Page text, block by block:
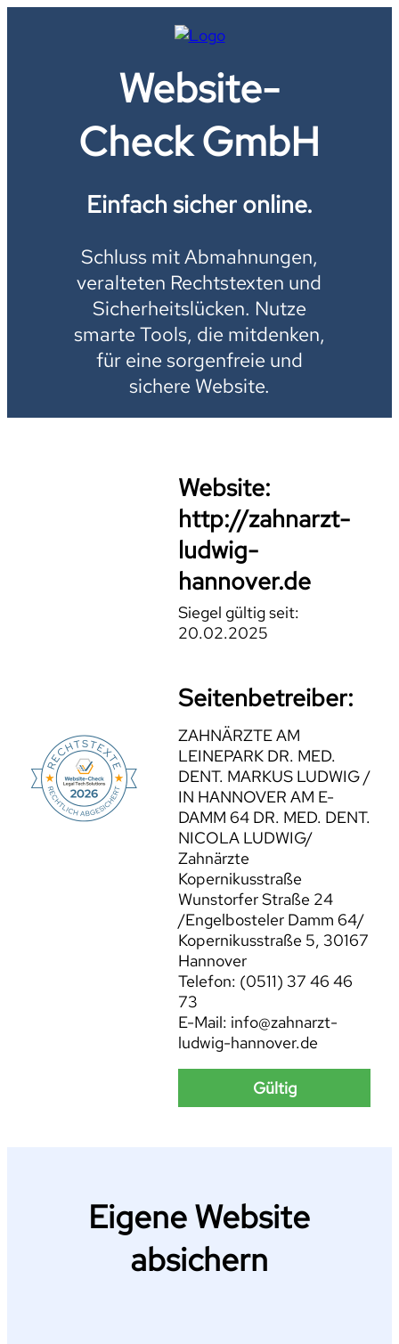
Website-
Check GmbH
Einfach sicher online.
Schluss mit Abmahnungen,
veralteten Rechtstexten und
Sicherheitslücken. Nutze
smarte Tools, die mitdenken,
für eine sorgenfreie und
sichere Website.
Website:
http://zahnarzt-
ludwig-
hannover.de
Siegel gültig seit:
20.02.2025
Seitenbetreiber:
ZAHNÄRZTE AM
LEINEPARK DR. MED.
DENT. MARKUS LUDWIG /
IN HANNOVER AM E-
DAMM 64 DR. MED. DENT.
NICOLA LUDWIG/
Zahnärzte
Kopernikusstraße
Wunstorfer Straße 24
/Engelbosteler Damm 64/
Kopernikusstraße 5, 30167
Hannover
Telefon: (0511) 37 46 46
73
E-Mail: info@zahnarzt-
ludwig-hannover.de
Gültig
Eigene Website
absichern